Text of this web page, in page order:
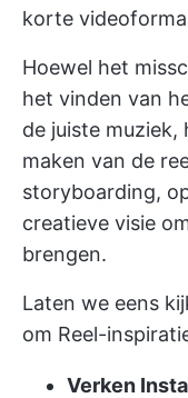
korte
Hoewel het
het vinden van
de juiste muziek,
maken van de
storyboarding,
creatieve visie
brengen.
Laten we eens
om Reel-
Verken